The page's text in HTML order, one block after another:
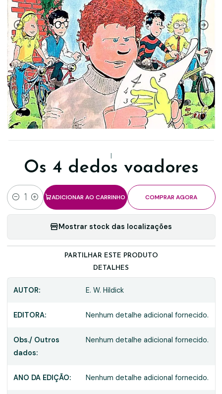
|
Os 4 dedos voadores
Quantidade
ADICIONAR AO CARRINHO COMPRAR AGORA
Mostrar stock das localizações
PARTILHAR ESTE PRODUTO
DETALHES
AUTOR: E. W. Hildick
EDITORA: Nenhum detalhe adicional fornecido.
Obs./ Outros
dados:
Nenhum detalhe adicional fornecido.
ANO DA EDIÇÃO: Nenhum detalhe adicional fornecido.